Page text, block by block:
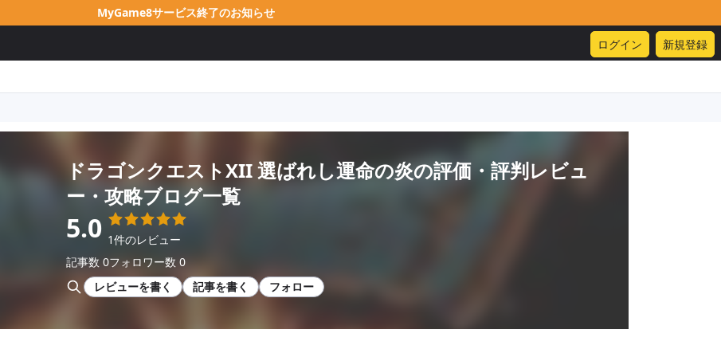
MyGame8サービス終了のお知らせ
ログイン 新規登録
ドラゴンクエストXII 選ばれし運命の炎の評価・評判レビュ
ー・攻略ブログ一覧
5.0 1件のレビュー
記事数 0フォロワー数 0
レビューを書く
記事を書く フォロー